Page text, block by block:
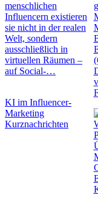
menschlichen
Influencern existieren
sie nicht in der realen
Welt, sondern
ausschließlich in
virtuellen Räumen –
auf Social-…
KI im Influencer-
Marketing
Kurznachrichten